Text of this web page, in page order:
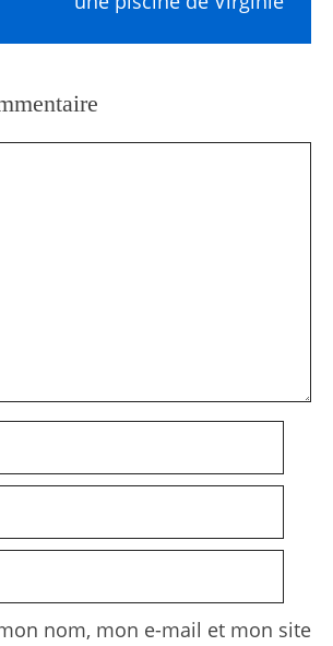
nom, mon e-mail et mon site